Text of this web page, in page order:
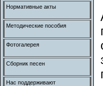
Нормативные акты
Методические пособия
Фотогалерея
Сборник песен
Нас поддерживают